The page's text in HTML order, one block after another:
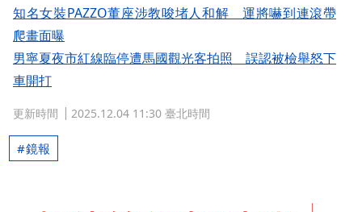
知名女裝PAZZO董座涉教唆堵人和解 運將嚇到連滾帶
爬畫面曝
男寧夏夜市紅線臨停遭馬國觀光客拍照 誤認被檢舉怒下
車開打
更新時間 2025.12.04 11:30 臺北時間
鏡報